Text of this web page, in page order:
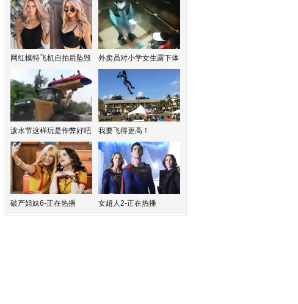
网红模特飞机自拍后坠毁 外卖员对小学女生露下体
泼水节这样玩是作弊好吧 我要飞得更高！
破产姐妹6-正在热播 女超人2-正在热播